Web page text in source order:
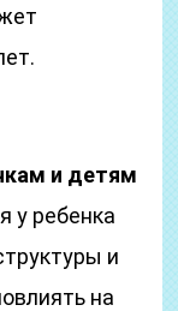
и детям
у ребенка
и
на